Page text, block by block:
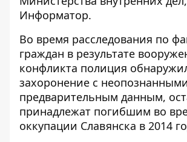
Информатор.
Во время расследования по
граждан в результате
конфликта полиция
захоронение с
предварительным данным,
принадлежат погибшим во
оккупации Славянска в 2014